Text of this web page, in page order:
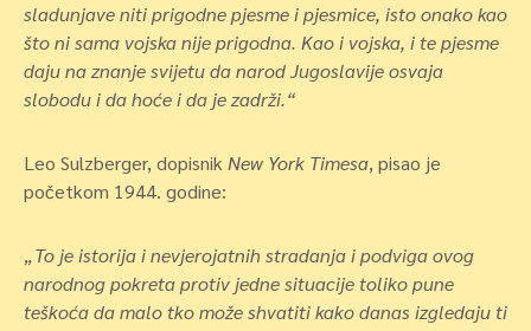
sladunjave niti prigodne pjesme i pjesmice, isto onako kao
što ni sama vojska nije prigodna. Kao i vojska, i te pjesme
daju na znanje svijetu da narod Jugoslavije osvaja
slobodu i da hoće i da je zadrži.“
Leo Sulzberger, dopisnik New York Timesa, pisao je
početkom 1944. godine:
„To je istorija i nevjerojatnih stradanja i podviga ovog
narodnog pokreta protiv jedne situacije toliko pune
teškoća da malo tko može shvatiti kako danas izgledaju ti